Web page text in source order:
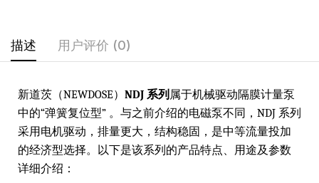
描述 用户评价 (0)
新道茨（NEWDOSE） NDJ 系列 属于机械驱动隔膜计量泵
中的“弹簧复位型” 。与之前介绍的电磁泵不同，NDJ 系列
采用电机驱动，排量更大，结构稳固，是中等流量投加
的经济型选择。以下是该系列的产品特点、用途及参数
详细介绍：